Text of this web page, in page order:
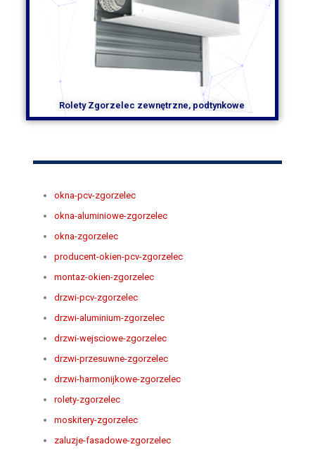
Rolety Zgorzelec zewnętrzne, podtynkowe
okna-pcv-zgorzelec
okna-aluminiowe-zgorzelec
okna-zgorzelec
producent-okien-pcv-zgorzelec
montaz-okien-zgorzelec
drzwi-pcv-zgorzelec
drzwi-aluminium-zgorzelec
drzwi-wejsciowe-zgorzelec
drzwi-przesuwne-zgorzelec
drzwi-harmonijkowe-zgorzelec
rolety-zgorzelec
moskitery-zgorzelec
zaluzje-fasadowe-zgorzelec